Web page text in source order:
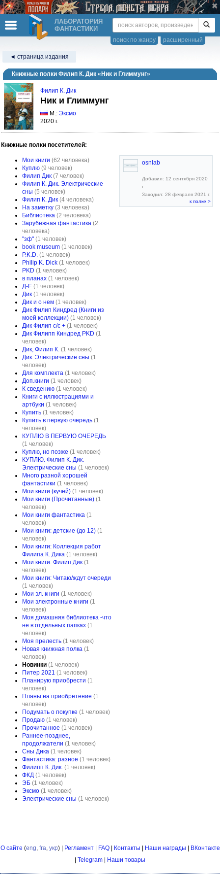
ЛАБОРАТОРИЯ
ФАНТАСТИКИ
расширенный
поиск по жанру
◄ страница издания
Книжные полки Филип К. Дик «Ник и Глиммунг»
Филип К. Дик
Ник и Глиммунг
М.: Эксмо
2020 г.
Книжные полки посетителей:
Мои книги (62 человека)
Куплю (9 человек)
Филип Дик (7 человек)
Филип К. Дик. Электрические
сны (5 человек)
Филип К. Дик (4 человека)
На заметку (3 человека)
Библиотека (2 человека)
Зарубежная фантастика (2
человека)
"зф" (1 человек)
book museum (1 человек)
P.K.D. (1 человек)
Philip K. Dick (1 человек)
PKD (1 человек)
в планах (1 человек)
Д-Е (1 человек)
Дик (1 человек)
Дик и о нем (1 человек)
Дик Филип Киндред (Книги из
моей коллекции) (1 человек)
Дик Филип с/с + (1 человек)
Дик Филипп Киндред PKD (1
человек)
Дик, Филип К. (1 человек)
Дик. Электрические сны (1
человек)
Для комплекта (1 человек)
Доп.книги (1 человек)
К сведению (1 человек)
Книги с иллюстрациями и
артбуки (1 человек)
Купить (1 человек)
Купить в первую очередь (1
человек)
КУПЛЮ В ПЕРВУЮ ОЧЕРЕДЬ
(1 человек)
Куплю, но позже (1 человек)
КУПЛЮ. Филип К. Дик.
Электрические сны (1 человек)
Много разной хорошей
фантастики (1 человек)
Мои книги (кучей) (1 человек)
Мои книги (Прочитанные) (1
человек)
Мои книги фантастика (1
человек)
Мои книги: детские (до 12) (1
человек)
Мои книги: Коллекция работ
Филипа К. Дика (1 человек)
Мои книги: Филип Дик (1
человек)
Мои книги: Читаю/ждут очереди
(1 человек)
Мои эл. книги (1 человек)
Мои электронные книги (1
человек)
Моя домашняя библиотека -что
не в отдельных папках (1
человек)
Моя прелесть (1 человек)
Новая книжная полка (1
человек)
Новинки (1 человек)
Питер 2021 (1 человек)
Планирую приобрести (1
человек)
Планы на приобретение (1
человек)
Подумать о покупке (1 человек)
Продаю (1 человек)
Прочитанное (1 человек)
Раннее-позднее,
продолжатели (1 человек)
Сны Дика (1 человек)
Фантастика: разное (1 человек)
Филипп К. Дик. (1 человек)
ФКД (1 человек)
ЭБ (1 человек)
Эксмо (1 человек)
Электрические сны (1 человек)
osnlab
Добавил: 12 сентября 2020
г.
Заходил: 28 февраля 2021 г.
к полке >
О сайте (eng, fra, укр) | Регламент| FAQ| Контакты Наши награды
ВКонтакте
Telegram Наши товары